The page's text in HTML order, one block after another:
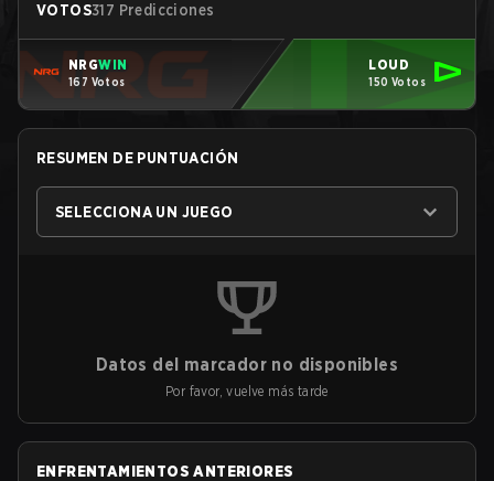
VOTOS317 Predicciones
NRGWIN
167 Votos
LOUD
150 Votos
RESUMEN DE PUNTUACIÓN
SELECCIONA UN JUEGO
Datos del marcador no disponibles
Por favor, vuelve más tarde
ENFRENTAMIENTOS ANTERIORES